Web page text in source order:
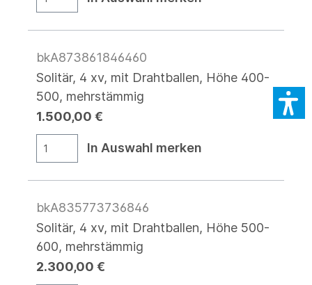
bkA873861846460
Solitär, 4 xv, mit Drahtballen, Höhe 400-
500, mehrstämmig
1.500,00 €
In Auswahl merken
bkA835773736846
Solitär, 4 xv, mit Drahtballen, Höhe 500-
600, mehrstämmig
2.300,00 €